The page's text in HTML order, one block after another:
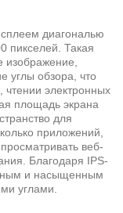
диагональю
пикселей. Такая
изображение,
углы обзора, что
электронных
площадь экрана
для
приложений,
веб-
Благодаря IPS-
и насыщенным
углами.